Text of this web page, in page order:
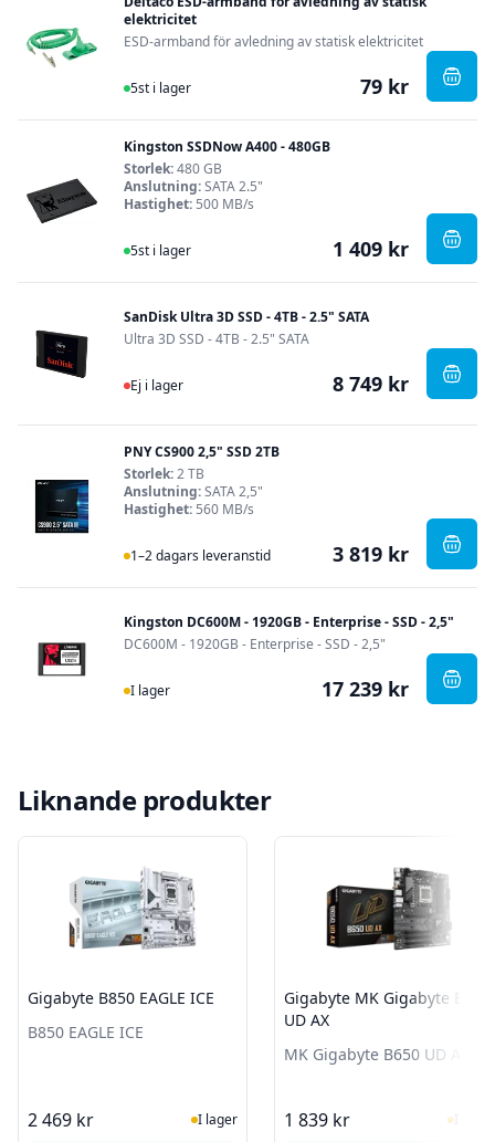
elektricitet
ESD-armband för avledning av statisk elektricitet
I Lager
5st i lager 79 kr ,
Kingston SSDNow A400 - 480GB
Storlek:480 GB
Anslutning:SATA 2.5"
Hastighet: 500 MB/s
I Lager
5st i lager 1 409 kr ,
SanDisk Ultra 3D SSD - 4TB - 2.5" SATA
Ultra 3D SSD - 4TB - 2.5" SATA
Ej i lager
Ej i lager 8 749 kr ,
PNY CS900 2,5" SSD 2TB
Storlek:2 TB
Anslutning:SATA 2,5"
Hastighet: 560 MB/s
I Lager
1–2 dagars leveranstid 3 819 kr , PNY
Kingston DC600M - 1920GB - Enterprise - SSD - 2,5"
DC600M - 1920GB - Enterprise - SSD - 2,5"
I Lager
I lager 17 239 kr ,
Liknande produkter
Gigabyte B850 EAGLE ICE
B850 EAGLE ICE
2 469 kr I Lager
I lager
Gigabyte MK Gigabyte B650
UD AX
MK Gigabyte B650 UD AX
1 839 kr I